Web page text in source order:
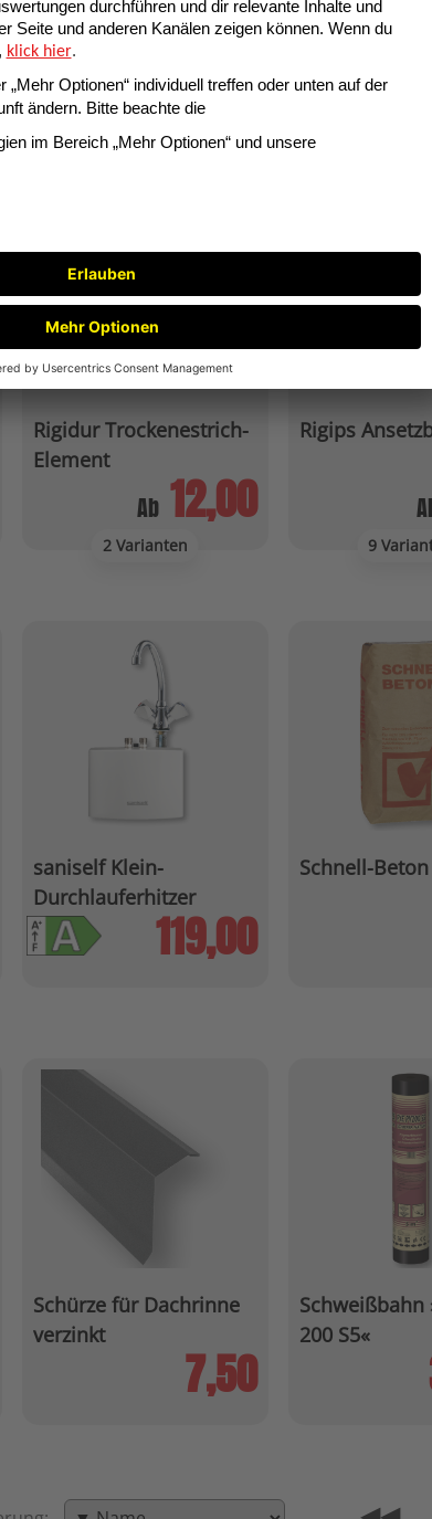
Rasenkante 5 x 15 cm
2,90
Rasenkante 5
Rigidur Trockenestrich-
Element
2 Varianten
Ab 12,00
Rigips
9
saniself Klein-
Durchlauferhitzer
»KDU«
119,00
Schnell-Beton
Schürze für Dachrinne
verzinkt
7,50
Schweißbahn
200 S5«